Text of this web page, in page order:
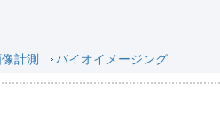
計測 バイオイメージング